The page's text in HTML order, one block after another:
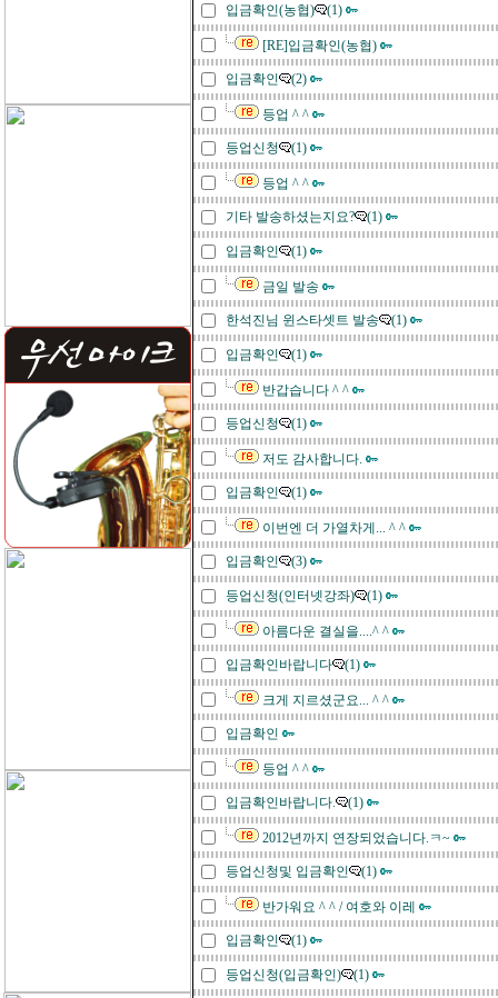
입금확인(농협) (1)
[RE]입금확인(농협)
입금확인 (2)
등업 ^ ^
등업신청 (1)
등업 ^ ^
기타 발송하셨는지요? (1)
입금확인 (1)
금일 발송
한석진님 윈스타셋트 발송 (1)
입금확인 (1)
반갑습니다 ^ ^
등업신청 (1)
저도 감사합니다.
입금확인 (1)
이번엔 더 가열차게... ^ ^
입금확인 (3)
등업신청(인터넷강좌) (1)
아름다운 결실을....^ ^
입금확인바랍니다 (1)
크게 지르셨군요... ^ ^
입금확인
등업 ^ ^
입금확인바랍니다. (1)
2012년까지 연장되었습니다.ㅋ~
등업신청및 입금확인 (1)
반가워요 ^ ^ / 여호와 이레
입금확인 (1)
등업신청(입금확인) (1)